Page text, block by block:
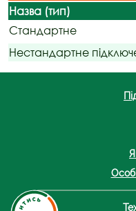
Назва (тип)
Стандартне
Нестандартне